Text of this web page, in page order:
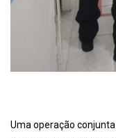
Uma operação